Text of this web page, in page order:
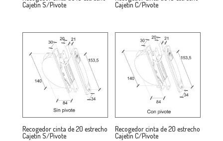
Cajetín S/Pivote
Cajetín C/Pivote
Recogedor cinta de 20 estrecho
Cajetín S/Pivote
Recogedor cinta de 20 estrecho
Cajetín C/Pivote